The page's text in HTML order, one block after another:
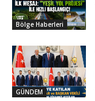
Bölge Haberleri
GÜNDEM